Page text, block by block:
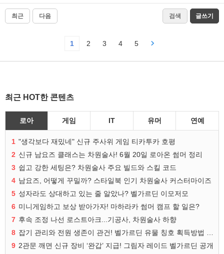
최근 다음 검색 글쓰기
1 2 3 4 5
최근 HOT한 콘텐츠
로아 게임 IT 유머 연예
1 "생각보다 재밌네" 신규 주사위 게임 티카투카 호평
2 신규 남요즈 클래스는 차원술사! 6월 20일 로아온 썸머 정리
3 쉽고 강한 세팅은? 차원술사 주요 빌드와 스킬 코드
4 남요즈, 어떻게 꾸밀까? 스타일북 인기 차원술사 커스터마이즈
5 성자라도 상대하고 있는 줄 알았나? 벨가르딘 이모저모
6 미니게임하고 보상 받아가자! 마하라카 썸머 캠프 할 일은?
7 후속 조정 나선 로스트아크...기공사, 차원술사 하향
8
9 2관문 깨면 신규 장비 ‘완갑’ 지급! 그림자 레이드 벨가르딘 공개